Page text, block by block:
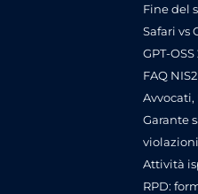
Fine del
Safari vs
GPT-
FAQ NIS2
Garante
Attività
RPD: